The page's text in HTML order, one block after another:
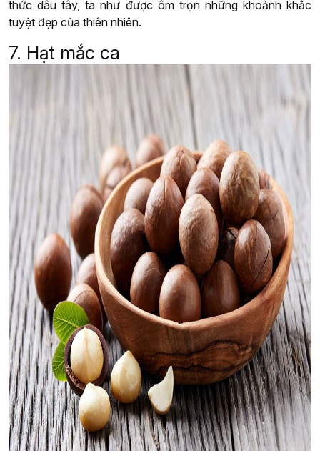
thức dâu tây, ta như được ôm trọn những khoảnh khắc
tuyệt đẹp của thiên nhiên.
7. Hạt mắc ca